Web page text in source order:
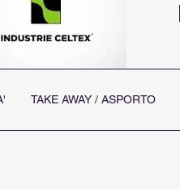
TAKE AWAY / ASPORTO